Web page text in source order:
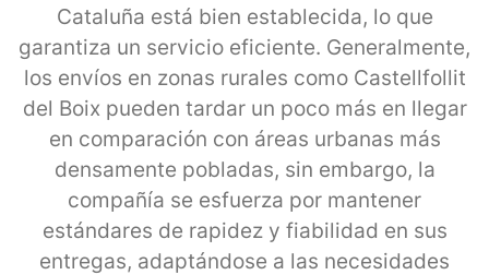
Cataluña está bien establecida, lo que
garantiza un servicio eficiente. Generalmente,
los envíos en zonas rurales como Castellfollit
del Boix pueden tardar un poco más en llegar
en comparación con áreas urbanas más
densamente pobladas, sin embargo, la
compañía se esfuerza por mantener
estándares de rapidez y fiabilidad en sus
entregas, adaptándose a las necesidades